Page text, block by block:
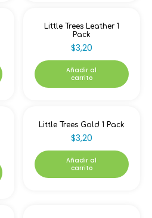
Little Trees Leather 1
Pack
$3,20
Añadir al
carrito
Little Trees Gold 1 Pack
$3,20
Añadir al
carrito